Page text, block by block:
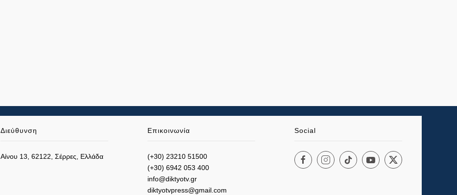
Διεύθυνση
Αίνου 13, 62122, Σέρρες, Ελλάδα
Επικοινωνία
(+30) 23210 51500
(+30) 6942 053 400
info@diktyotv.gr
diktyotvpress@gmail.com
Social